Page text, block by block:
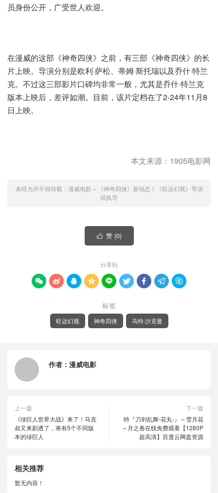
员身份公开，广受世人欢迎。
在漫威的这部《神奇四侠》之前，有三部《神奇四侠》的长
片上映。导演分别是欧利·萨松、蒂姆·斯托瑞以及乔什·特兰
克。不过这三部影片口碑均非常一般，尤其是乔什·特兰克
版本上映后，差评如潮。目前，该片定档在了2-24年11月8
日上映。
本文来源：1905电影网
未经允许不得转载： 漫威电影 »
《神奇四侠》新动态！《旺达幻视》导演
或执导
 赞 (0)
分享到
        
标签
旺达幻视 神奇四侠 马特·沙克曼
作者： 漫威电影
上一篇
《绿巨人世界大战》来了！马克
叔又来剧透了，将有5个不同版
本的绿巨人
下一篇
特『刀剑乱舞-花丸-』～雪月花
～月之卷在线免费观看【1280P
超高清】百度云网盘资源
相关推荐
暂无内容！